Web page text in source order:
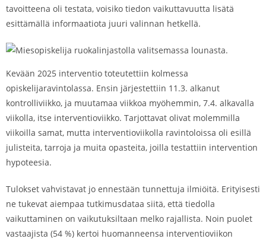
tavoitteena oli testata, voisiko tiedon vaikuttavuutta lisätä
esittämällä informaatiota juuri valinnan hetkellä.
Kevään 2025 interventio toteutettiin kolmessa
opiskelijaravintolassa. Ensin järjestettiin 11.3. alkanut
kontrolliviikko, ja muutamaa viikkoa myöhemmin, 7.4. alkavalla
viikolla, itse interventioviikko. Tarjottavat olivat molemmilla
viikoilla samat, mutta interventioviikolla ravintoloissa oli esillä
julisteita, tarroja ja muita opasteita, joilla testattiin intervention
hypoteesia.
Tulokset vahvistavat jo ennestään tunnettuja ilmiöitä. Erityisesti
ne tukevat aiempaa tutkimusdataa siitä, että tiedolla
vaikuttaminen on vaikutuksiltaan melko rajallista. Noin puolet
vastaajista (54 %) kertoi huomanneensa interventioviikon